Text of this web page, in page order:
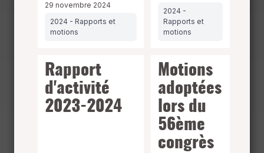
29 novembre 2024
2024 - Rapports et
motions
2024 -
Rapports et
motions
Rapport
d'activité
2023-2024
Motions
adoptées
lors du
56ème
congrès